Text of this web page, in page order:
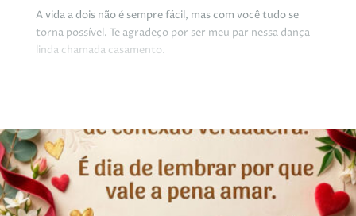
A vida a dois não é sempre fácil, mas com você tudo se
torna possível. Te agradeço por ser meu par nessa dança
linda chamada casamento.